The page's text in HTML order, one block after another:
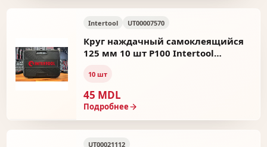
Intertool UT00007570
Круг наждачный самоклеящийся
125 мм 10 шт P100 Intertool
10 шт
45 MDL
Подробнее
UT00021112